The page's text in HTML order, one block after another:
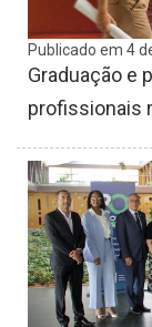
Publicado em 4
Graduação e
profissionais